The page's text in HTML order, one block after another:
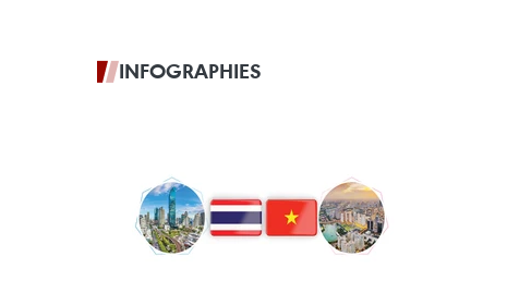
INFOGRAPHIES